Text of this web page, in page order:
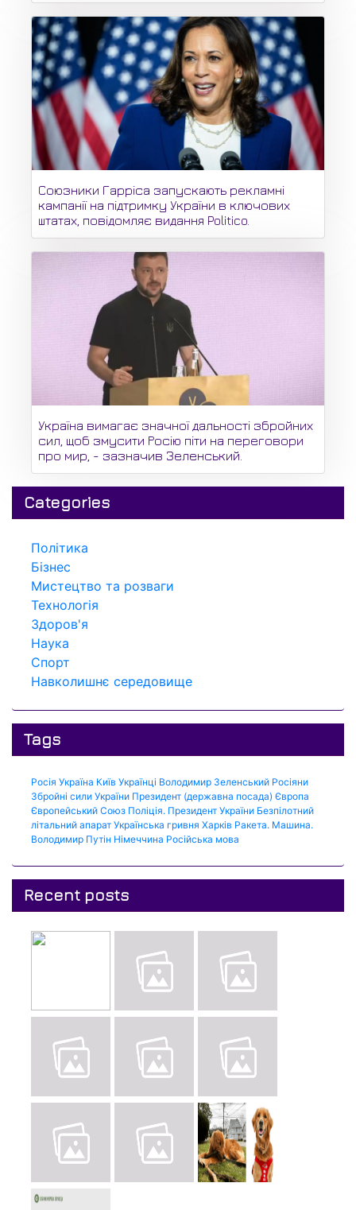
Союзники Гарріса запускають рекламні
кампанії на підтримку України в ключових
штатах, повідомляє видання Politico.
Україна вимагає значної дальності збройних
сил, щоб змусити Росію піти на переговори
про мир, - зазначив Зеленський.
Categories
Політика
Бізнес
Мистецтво та розваги
Технологія
Здоров'я
Наука
Спорт
Навколишнє середовище
Tags
Росія Україна Київ Українці Володимир Зеленський Росіяни
Збройні сили України Президент (державна посада) Європа
Європейський Союз Поліція. Президент України Безпілотний
літальний апарат Українська гривня Харків Ракета. Машина.
Володимир Путін Німеччина Російська мова
Recent posts